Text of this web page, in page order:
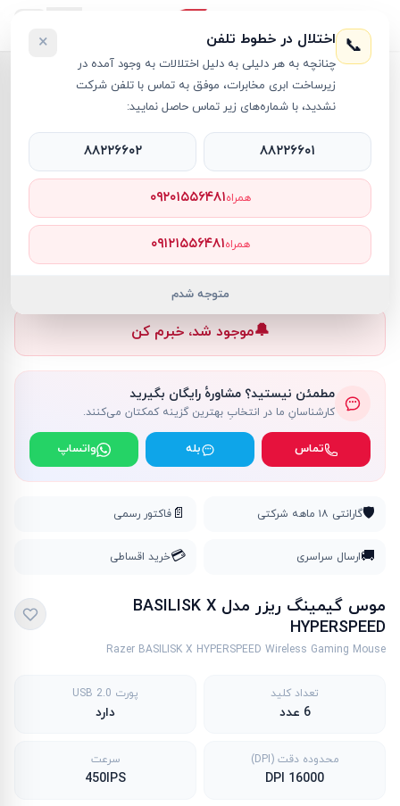
›موس گیمینگ ریزر مدل BASILISK X HYPERSPEED
موس RT12721
ناموجود
🔔موجود شد، خبرم کن
مطمئن نیستید؟ مشاورهٔ رایگان بگیرید
کارشناسانِ ما در انتخابِ بهترین گزینه کمکتان می‌کنند.
تماس بله واتساپ
🛡️گارانتی ۱۸ ماهه شرکتی 📄 فاکتور رسمی
🚚ارسال سراسری 💳خرید اقساطی
موس گیمینگ ریزر مدل BASILISK X
HYPERSPEED
Razer BASILISK X HYPERSPEED Wireless Gaming Mouse
تعداد کلید
6 عدد
پورت USB 2.0
دارد
محدوده دقت (DPI)
16000 DPI
سرعت
450IPS
📞 اختلال در خطوط تلفن
چنانچه به هر دلیلی به دلیل اختلالات به وجود آمده در
زیرساخت ابری مخابرات، موفق به تماس با تلفن شرکت
نشدید، با شماره‌های زیر تماس حاصل نمایید:
×
۸۸۲۲۶۶۰۱ ۸۸۲۲۶۶۰۲
همراه۰۹۲۰۱۵۵۶۴۸۱
همراه۰۹۱۲۱۵۵۶۴۸۱
متوجه شدم